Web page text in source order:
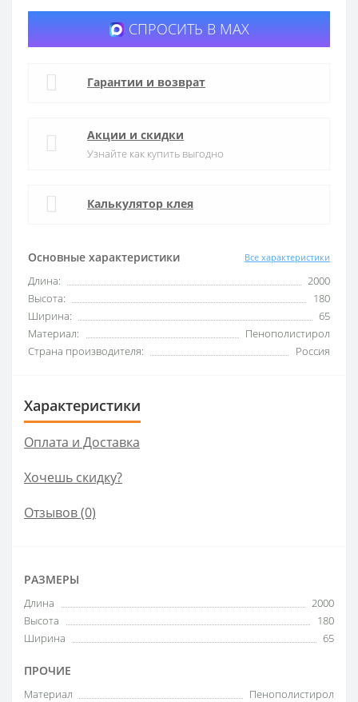
Основные характеристики Все характеристики
Длина:
2000
Высота:
180
Ширина:
65
Материал:
Пенополистирол
Страна производителя:
Россия
СПРОСИТЬ В MAX
Гарантии и возврат
Акции и скидки
Узнайте как купить выгодно
Калькулятор клея
Характеристики
Оплата и Доставка
Хочешь скидку?
Отзывов (0)
РАЗМЕРЫ
Длина
2000
Высота
180
Ширина
65
ПРОЧИЕ
Материал Пенополистирол